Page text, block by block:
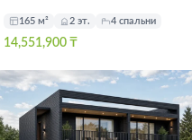
165 м² 2 эт. 4 спальни
14,551,900 ₸